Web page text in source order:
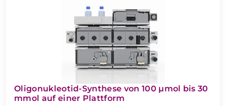
Oligonukleotid-Synthese von 100 µmol bis 30
mmol auf einer Plattform